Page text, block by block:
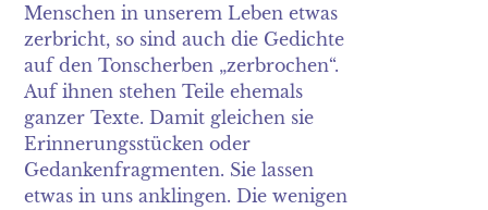
Menschen in unserem Leben etwas
zerbricht, so sind auch die Gedichte
auf den Tonscherben „zerbrochen“.
Auf ihnen stehen Teile ehemals
ganzer Texte. Damit gleichen sie
Erinnerungsstücken oder
Gedankenfragmenten. Sie lassen
etwas in uns anklingen. Die wenigen